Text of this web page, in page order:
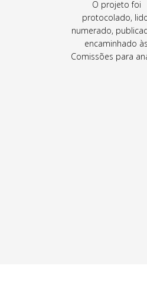
O projeto foi
protocolado,
numerado,
encaminhado às
Comissões para